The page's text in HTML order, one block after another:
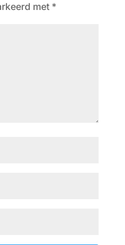
met *